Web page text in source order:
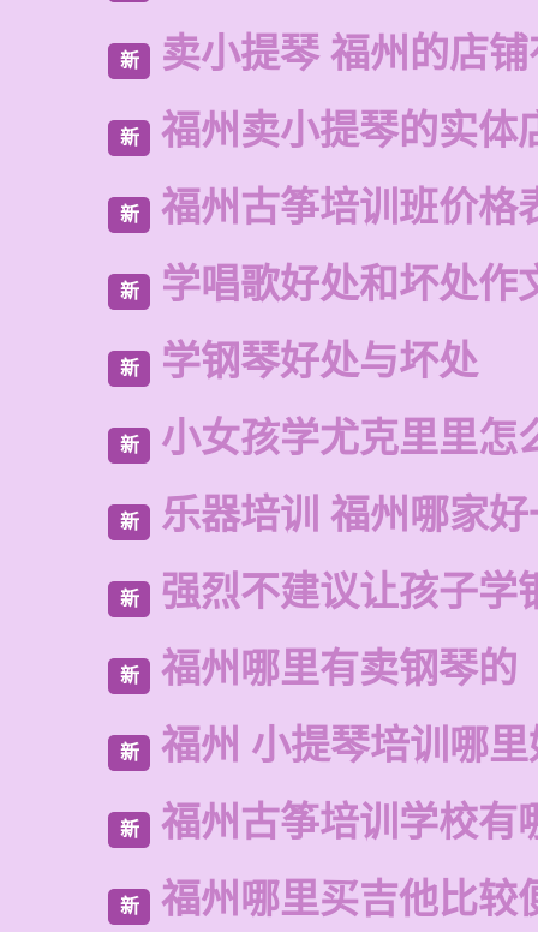
新 卖小提琴 福州的店
新 福州卖小提琴的实体
新 福州古筝培训班价格
新 学唱歌好处和坏处作
新 学钢琴好处与坏处
新 小女孩学尤克里里怎
新 乐器培训 福州哪家
新 强烈不建议让孩子学
新 福州哪里有卖钢琴的
新 福州 小提琴培训哪
新 福州古筝培训学校有
新 福州哪里买吉他比较